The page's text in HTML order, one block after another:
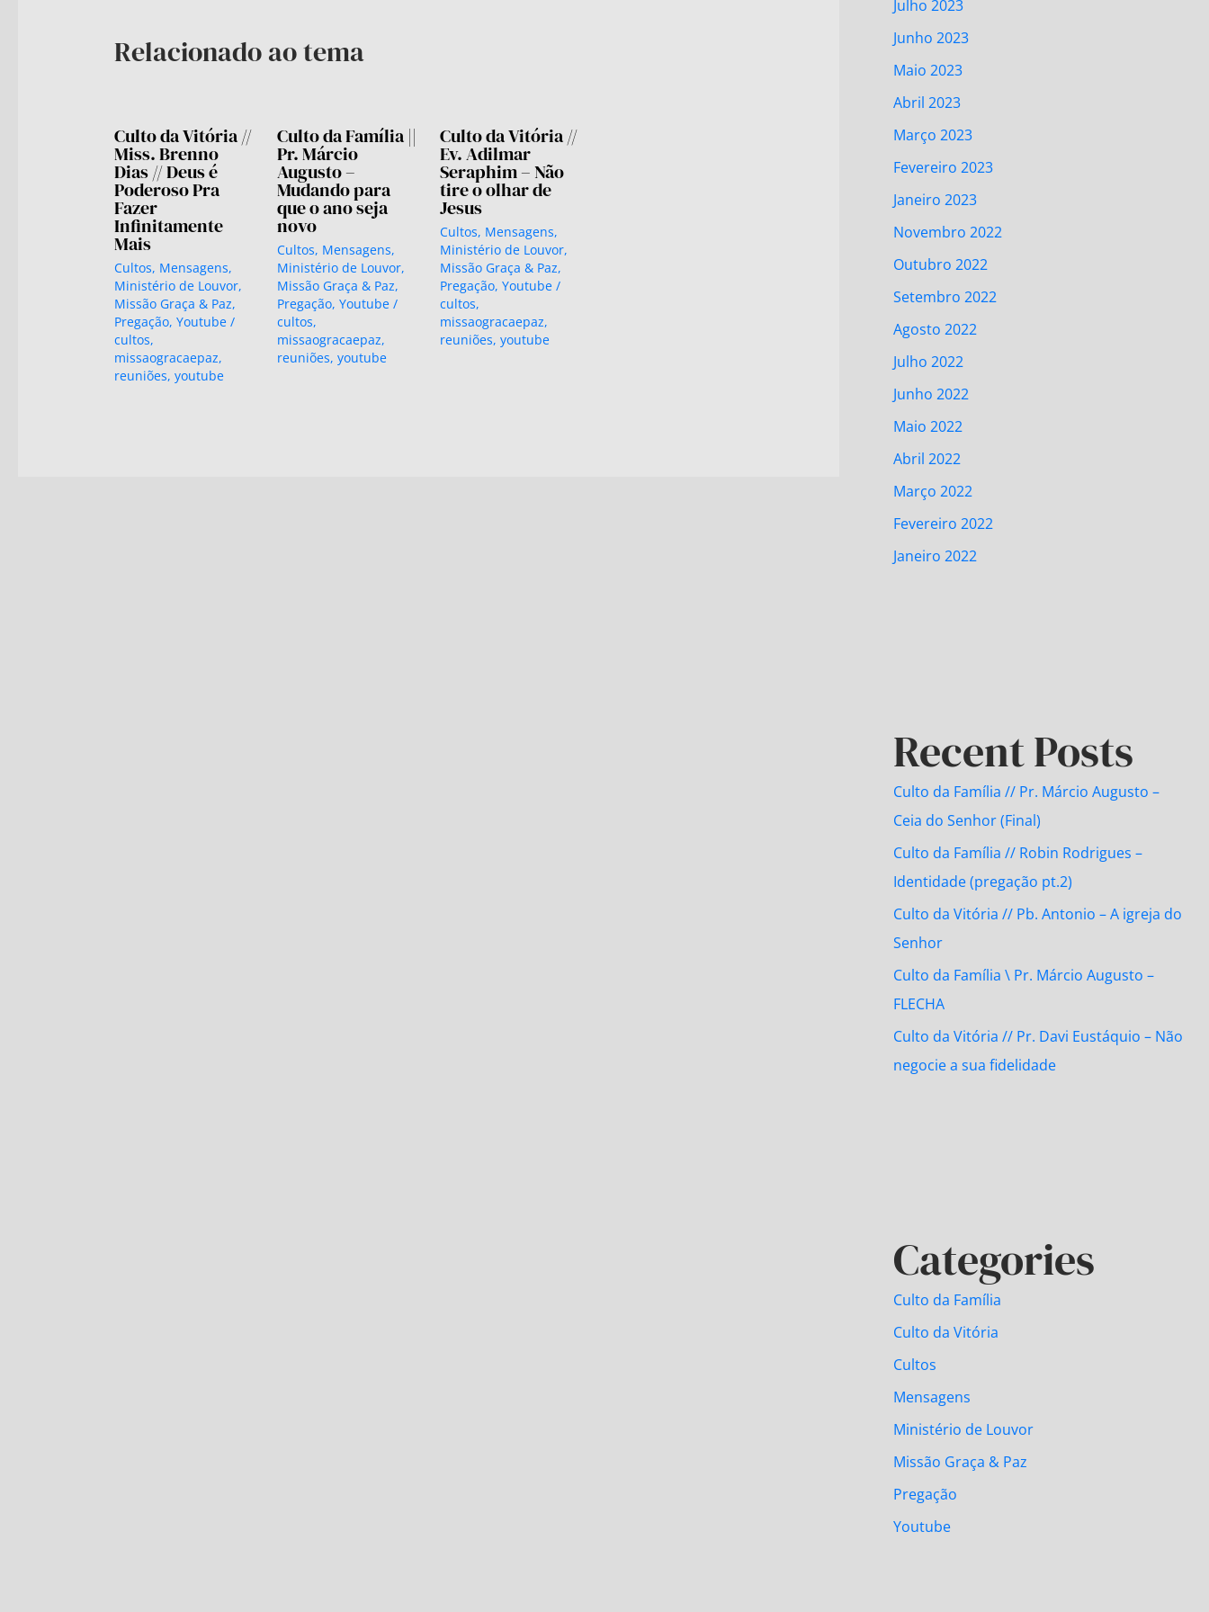
Relacionado ao tema
Culto da Vitória //
Miss. Brenno
Dias // Deus é
Poderoso Pra
Fazer
Infinitamente
Mais
Cultos, Mensagens,
Ministério de Louvor,
Missão Graça & Paz,
Pregação, Youtube/
cultos,
missaogracaepaz,
reuniões, youtube
Culto da Família ||
Pr. Márcio
Augusto –
Mudando para
que o ano seja
novo
Cultos, Mensagens,
Ministério de Louvor,
Missão Graça & Paz,
Pregação, Youtube/
cultos,
missaogracaepaz,
reuniões, youtube
Culto da Vitória //
Ev. Adilmar
Seraphim – Não
tire o olhar de
Jesus
Cultos, Mensagens,
Ministério de Louvor,
Missão Graça & Paz,
Pregação, Youtube/
cultos,
missaogracaepaz,
reuniões, youtube
Julho 2023
Junho 2023
Maio 2023
Abril 2023
Março 2023
Fevereiro 2023
Janeiro 2023
Novembro 2022
Outubro 2022
Setembro 2022
Agosto 2022
Julho 2022
Junho 2022
Maio 2022
Abril 2022
Março 2022
Fevereiro 2022
Janeiro 2022
Recent Posts
Culto da Família // Pr. Márcio Augusto –
Ceia do Senhor (Final)
Culto da Família // Robin Rodrigues –
Identidade (pregação pt.2)
Culto da Vitória // Pb. Antonio – A igreja do
Senhor
Culto da Família \ Pr. Márcio Augusto –
FLECHA
Culto da Vitória // Pr. Davi Eustáquio – Não
negocie a sua fidelidade
Categories
Culto da Família
Culto da Vitória
Cultos
Mensagens
Ministério de Louvor
Missão Graça & Paz
Pregação
Youtube